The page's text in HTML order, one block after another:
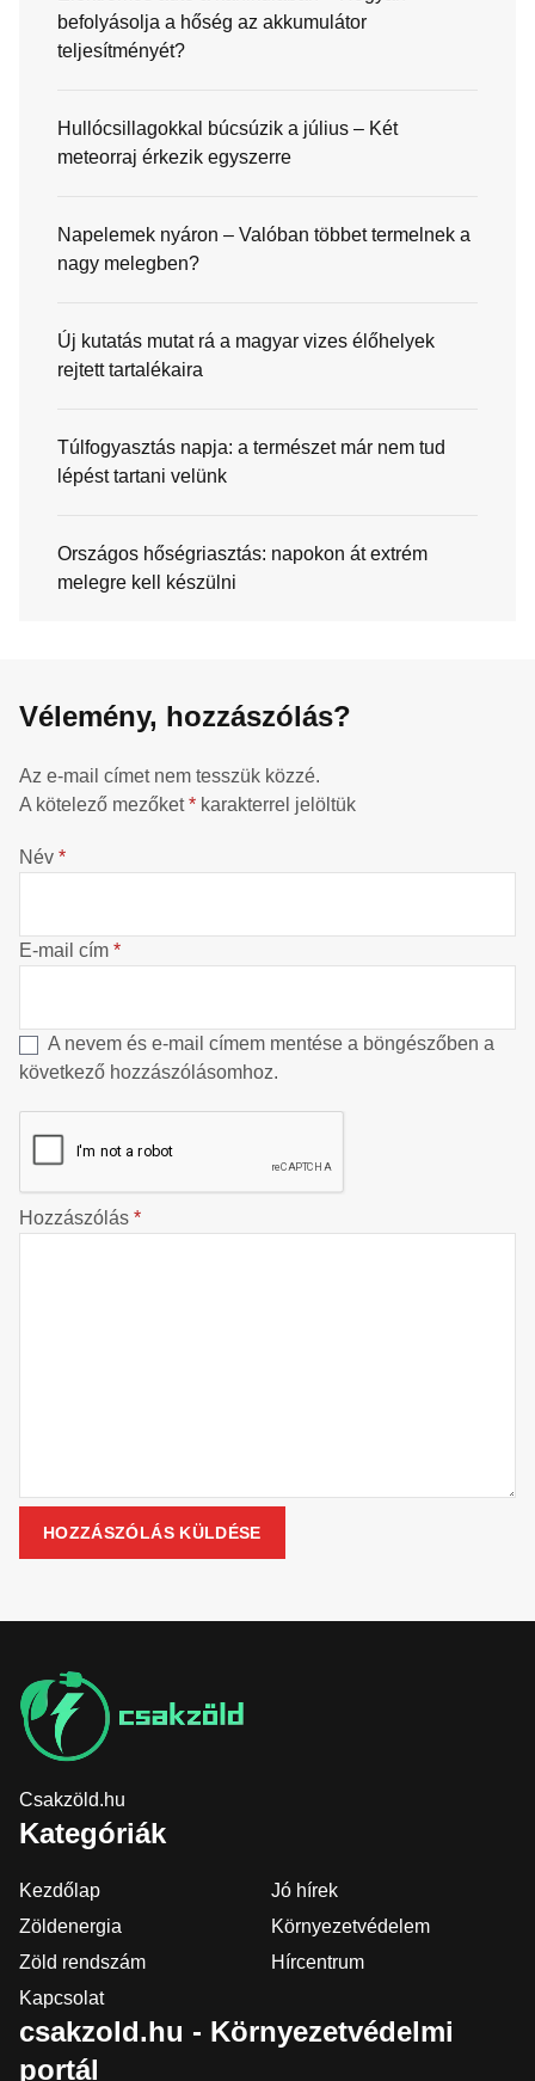
befolyásolja a hőség az akkumulátor
teljesítményét?
Hullócsillagokkal búcsúzik a július – Két
meteorraj érkezik egyszerre
Napelemek nyáron – Valóban többet termelnek a
nagy melegben?
Új kutatás mutat rá a magyar vizes élőhelyek
rejtett tartalékaira
Túlfogyasztás napja: a természet már nem tud
lépést tartani velünk
Országos hőségriasztás: napokon át extrém
melegre kell készülni
Vélemény, hozzászólás?
Az e-mail címet nem tesszük közzé.
A kötelező mezőket* karakterrel jelöltük
Név *
E-mail cím *
A nevem és e-mail címem mentése a böngészőben a
következő hozzászólásomhoz.
Hozzászólás *
Csakzöld.hu
Kategóriák
Kezdőlap
Jó hírek
Zöldenergia
Környezetvédelem
Zöld rendszám
Hírcentrum
Kapcsolat
csakzold.hu - Környezetvédelmi
portál